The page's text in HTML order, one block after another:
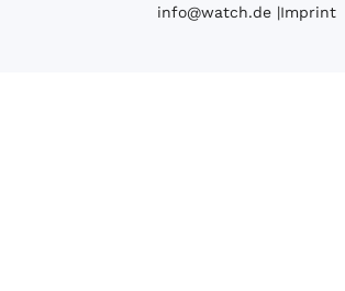
info@watch.de|Imprint